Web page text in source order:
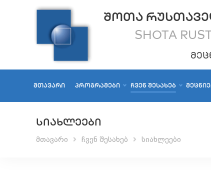
ᲨᲝᲗᲐ
SHOTA
ᲛᲗᲐᲕᲐᲠᲘ ᲞᲠᲝᲒᲠᲐᲛᲔᲑᲘ ᲩᲕᲔᲜ ᲨᲔᲡᲐᲮᲔᲑ
ᲡᲘᲐᲮᲚᲔᲔᲑᲘ
მთავარი ჩვენ შესახებ სიახლეები